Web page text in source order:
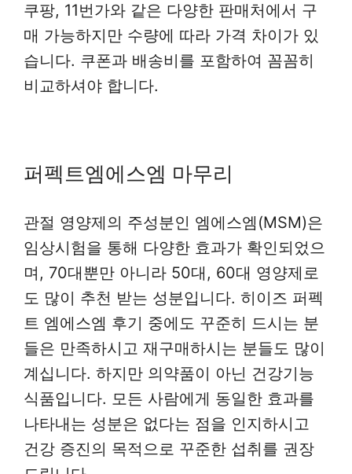
쿠팡, 11번가와 같은 다양한 판매처에서 구
매 가능하지만 수량에 따라 가격 차이가 있
습니다. 쿠폰과 배송비를 포함하여 꼼꼼히
비교하셔야 합니다.
퍼펙트엠에스엠 마무리
관절 영양제의 주성분인 엠에스엠(MSM)은
임상시험을 통해 다양한 효과가 확인되었으
며, 70대뿐만 아니라 50대, 60대 영양제로
도 많이 추천 받는 성분입니다. 히이즈 퍼펙
트 엠에스엠 후기 중에도 꾸준히 드시는 분
들은 만족하시고 재구매하시는 분들도 많이
계십니다. 하지만 의약품이 아닌 건강기능
식품입니다. 모든 사람에게 동일한 효과를
나타내는 성분은 없다는 점을 인지하시고
건강 증진의 목적으로 꾸준한 섭취를 권장